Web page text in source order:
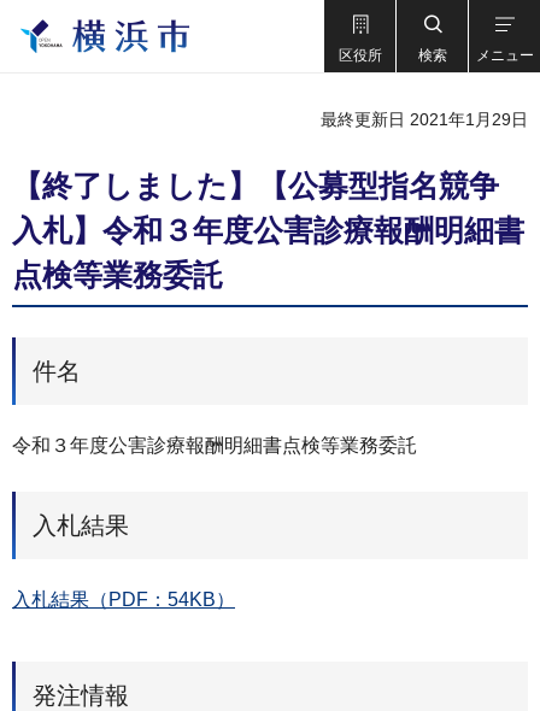
区役所 検索 メニュー
最終更新日 2021年1月29日
【終了しました】【公募型指名競争
入札】令和３年度公害診療報酬明細書
点検等業務委託
件名
令和３年度公害診療報酬明細書点検等業務委託
入札結果
入札結果（PDF：54KB）
発注情報